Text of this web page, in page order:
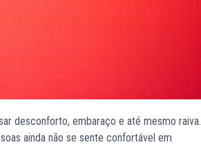
desconforto, embaraço e até mesmo raiva.
ainda não se sente confortável em